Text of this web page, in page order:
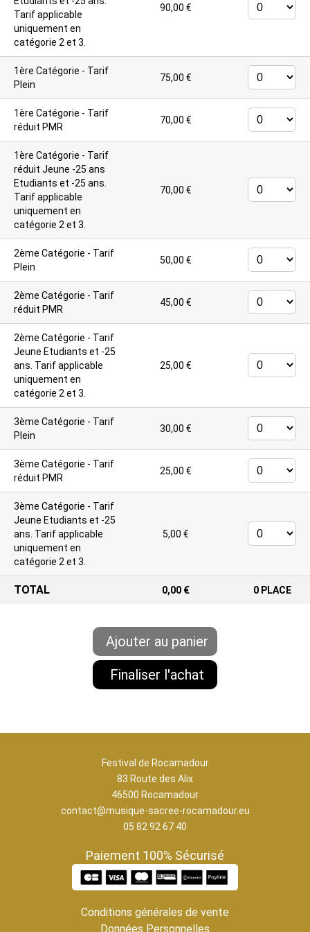
Tarif applicable
uniquement en
catégorie 2 et 3.
90,00 €
1ère Catégorie - Tarif
Plein
75,00 €
1ère Catégorie - Tarif
réduit PMR
70,00 €
1ère Catégorie - Tarif
réduit Jeune -25 ans
Etudiants et -25 ans.
Tarif applicable
uniquement en
catégorie 2 et 3.
70,00 €
2ème Catégorie - Tarif
Plein
50,00 €
2ème Catégorie - Tarif
réduit PMR
45,00 €
2ème Catégorie - Tarif
Jeune Etudiants et -25
ans. Tarif applicable
uniquement en
catégorie 2 et 3.
25,00 €
3ème Catégorie - Tarif
Plein
30,00 €
3ème Catégorie - Tarif
réduit PMR
25,00 €
3ème Catégorie - Tarif
Jeune Etudiants et -25
ans. Tarif applicable
uniquement en
catégorie 2 et 3.
5,00 €
TOTAL 0,00 € 0 PLACE
Festival de Rocamadour
83 Route des Alix
46500 Rocamadour
contact@musique-sacree-rocamadour.eu
05 82 92 67 40
Paiement 100% Sécurisé
Conditions générales de vente
Données Personnelles